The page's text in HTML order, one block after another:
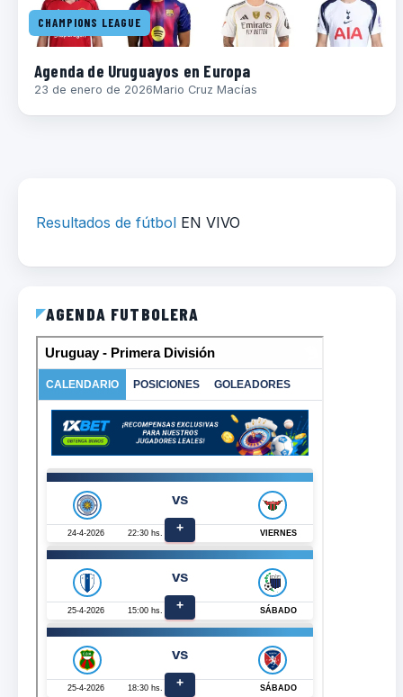
CHAMPIONS LEAGUE
Agenda de Uruguayos en Europa
23 de enero de 2026Mario Cruz Macías
Resultados de fútbol EN VIVO
AGENDA FUTBOLERA